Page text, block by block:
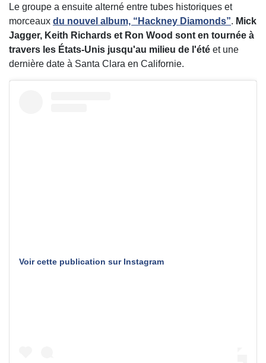
Le groupe a ensuite alterné entre tubes historiques et
morceaux du nouvel album, “Hackney Diamonds”. Mick
Jagger, Keith Richards et Ron Wood sont en tournée à
travers les États-Unis jusqu'au milieu de l'été et une
dernière date à Santa Clara en Californie.
Voir cette publication sur Instagram